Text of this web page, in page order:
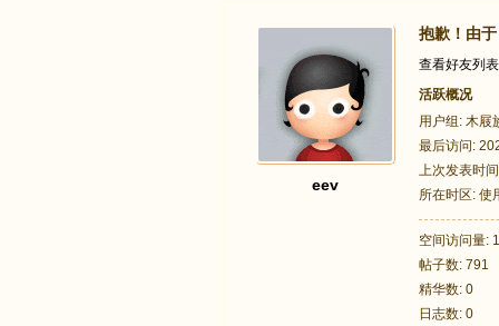
eev
抱歉！由
查看好友列表
活跃概况
用户组: 木屐
最后访问:
上次发表时
所在时区: 使
空间访问量:
帖子数: 791
精华数: 0
日志数: 0